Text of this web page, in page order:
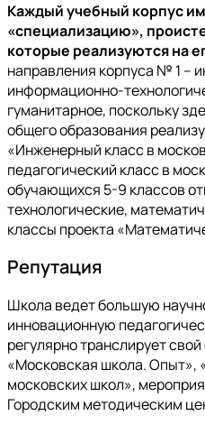
Каждый учебный корпус
«специализацию»,
которые реализуются на
направления корпуса № 1 –
информационно-
гуманитарное, поскольку
общего образования
«Инженерный класс в
педагогический класс в
обучающихся 5-9 классов
технологические,
классы проекта
Репутация
Школа ведет большую
инновационную
регулярно транслирует
«Московская школа. Опыт»,
московских школ»,
Городским методическим